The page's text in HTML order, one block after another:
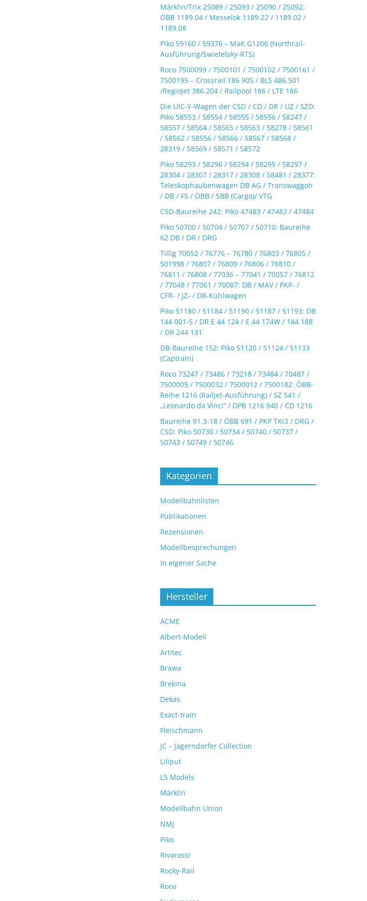
Märklin/Trix 25089 / 25093 / 25090 / 25092:
ÖBB 1189.04 / Messelok 1189.22 / 1189.02 /
1189.08
Piko 59160 / 59376 – MaK G1206 (Northrail-
Ausführung/Swietelsky-RTS)
Roco 7500099 / 7500101 / 7500102 / 7500161 /
7500195 – Crossrail 186 905 / BLS 486.501
/Regiojet 386.204 / Railpool 186 / LTE 186
Die UIC-Y-Wagen der CSD / CD / DR / UZ / SZD:
Piko 58553 / 58554 / 58555 / 58556 / 58247 /
58557 / 58564 / 58565 / 58563 / 58278 / 58561
/ 58562 / 58556 / 58566 / 58567 / 58568 /
28319 / 58569 / 58571 / 58572
Piko 58293 / 58296 / 58294 / 58295 / 58297 /
28304 / 28307 / 28317 / 28308 / 58481 / 28377:
Teleskophaubenwagen DB AG / Transwaggon
/ DB / FS / ÖBB / SBB (Cargo)/ VTG
CSD-Baureihe 242: Piko 47483 / 47482 / 47484
Piko 50700 / 50704 / 50707 / 50710: Baureihe
62 DB / DR / DRG
Tillig 70052 / 76776 – 76780 / 76803 / 76805 /
501998 / 76807 / 76809 / 76806 / 76810 /
76811 / 76808 / 77036 – 77041 / 70057 / 76812
/ 77048 / 77061 / 70087: DB / MAV / PKP- /
CFR- / JZ- / DR-Kühlwagen
Piko 51180 / 51184 / 51190 / 51187 / 51193: DB
144 001-5 / DR E 44 124 / E 44 174W / 144 188
/ DR 244 131
DB-Baureihe 152: Piko 51120 / 51124 / 51133
(Captrain)
Roco 73247 / 73486 / 73218 / 73484 / 70487 /
7500005 / 7500032 / 7500012 / 7500182: ÖBB-
Reihe 1216 (Railjet-Ausführung) / SZ 541 /
„Leonardo da Vinci“ / DPB 1216.940 / CD 1216
Baureihe 91.3-18 / ÖBB 691 / PKP TKi3 / DRG /
CSD: Piko 50730 / 50734 / 50740 / 50737 /
50743 / 50749 / 50746
Kategorien
Modellbahnlisten
Publikationen
Rezensionen
Modellbesprechungen
In eigener Sache
Hersteller
ACME
Albert-Modell
Artitec
Brawa
Brekina
Dekas
Exact-train
Fleischmann
JC – Jägerndorfer Collection
Liliput
LS Models
Märklin
Modellbahn Union
NMJ
Piko
Rivarossi
Rocky-Rail
Roco